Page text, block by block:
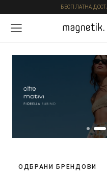
БЕСПЛАТНА
ОДБРАНИ БРЕНДОВИ